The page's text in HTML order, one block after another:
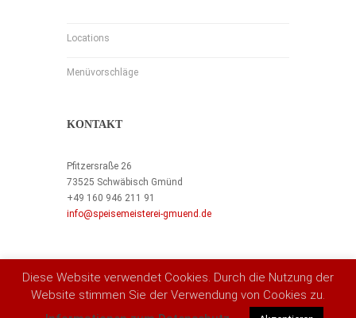
Locations
Menüvorschläge
KONTAKT
Pfitzersraße 26
73525 Schwäbisch Gmünd
+49 160 946 211 91
info@speisemeisterei-gmuend.de
Diese Website verwendet Cookies. Durch die Nutzung der
Website stimmen Sie der Verwendung von Cookies zu.